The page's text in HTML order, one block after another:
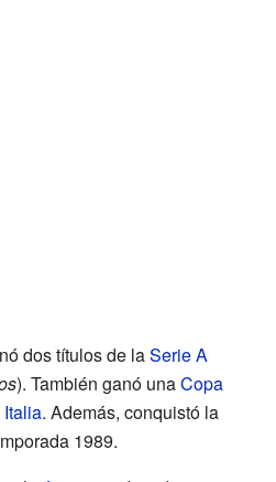
dos títulos de laSerie A
). También ganó unaCopa
. Además, conquistó la
1989.